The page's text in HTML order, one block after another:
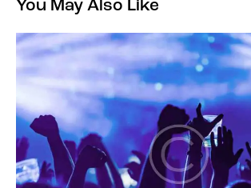
You May Also Like